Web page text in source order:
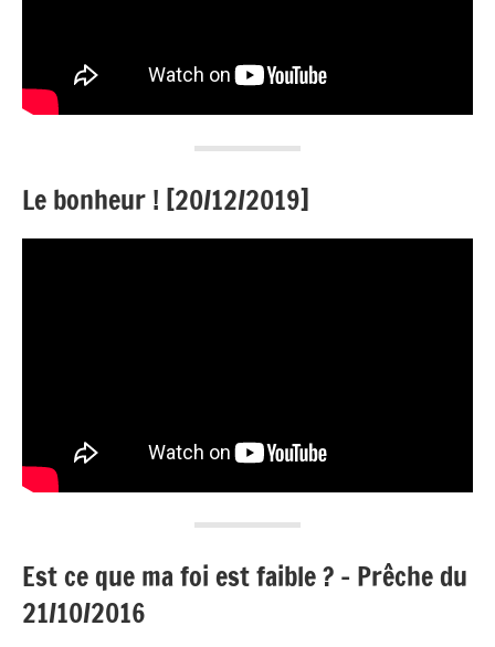
Le bonheur ! [20/12/2019]
Est ce que ma foi est faible ? – Prêche du
21/10/2016